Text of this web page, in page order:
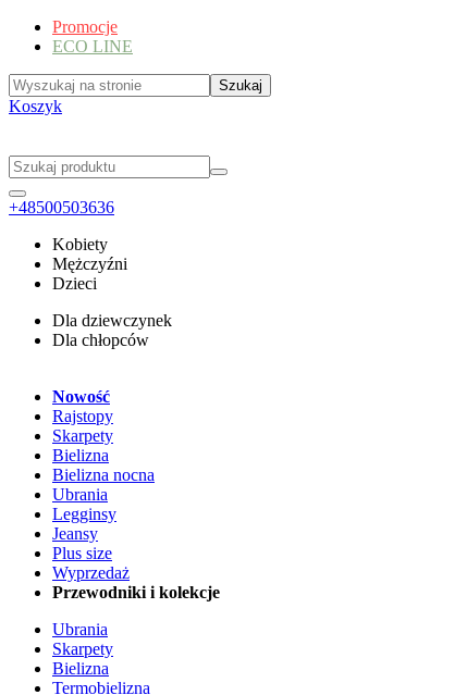
Promocje
ECO LINE
Koszyk
+48500503636
Kobiety
Mężczyźni
Dzieci
Dla dziewczynek
Dla chłopców
Nowość
Rajstopy
Skarpety
Bielizna
Bielizna nocna
Ubrania
Legginsy
Jeansy
Plus size
Wyprzedaż
Przewodniki i kolekcje
Ubrania
Skarpety
Bielizna
Termobielizna